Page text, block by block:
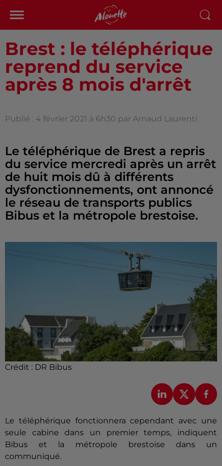
Brest : le téléphérique
reprend du service
après 8 mois d'arrêt
Publié : 4 février 2021 à 6h30 par Arnaud Laurenti
Le téléphérique de Brest a repris
du service mercredi après un arrêt
de huit mois dû à différents
dysfonctionnements, ont annoncé
le réseau de transports publics
Bibus et la métropole brestoise.
Crédit : DR Bibus
Le téléphérique fonctionnera cependant avec une
seule cabine dans un premier temps, indiquent
Bibus et la métropole
brestoise dans un
communiqué.